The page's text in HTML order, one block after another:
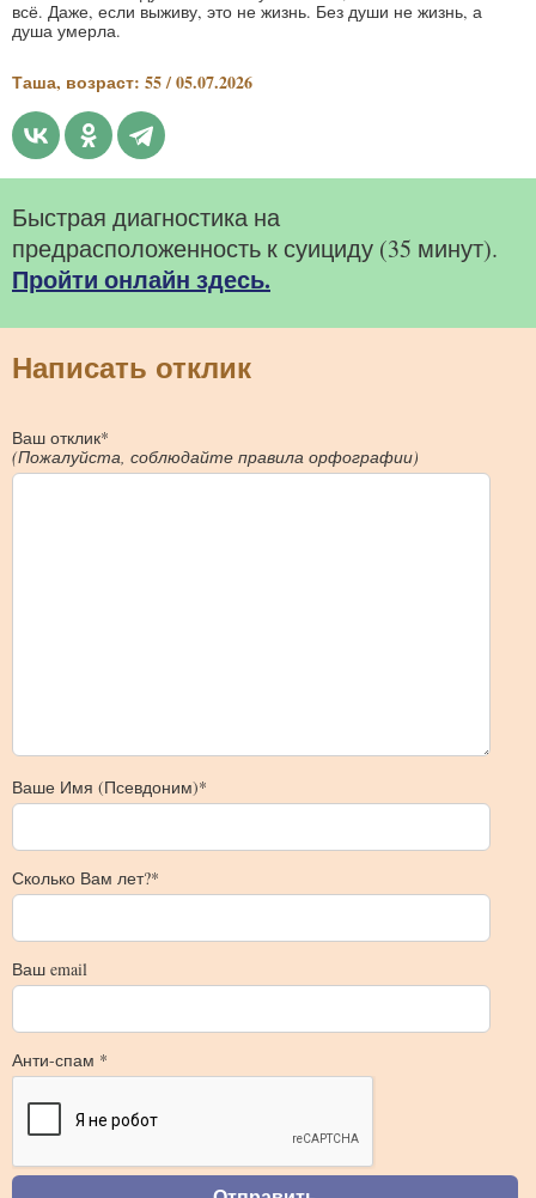
всё. Даже, если выживу, это не жизнь. Без души не жизнь, а
душа умерла.
Таша, возраст: 55 / 05.07.2026
Быстрая диагностика на
предрасположенность к суициду (35 минут).
Пройти онлайн здесь.
Написать отклик
Ваш отклик*
(Пожалуйста, соблюдайте правила орфографии)
Ваше Имя (Псевдоним)*
Сколько Вам лет?*
Ваш email
Анти-спам *